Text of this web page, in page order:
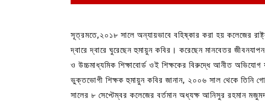
সূত্রমতে,২০১৮ সালে অন্যায়ভাবে বহিষ্কার করা হয় কলেজের
দ্বারে দ্বারে ঘুরেছেন হুমায়ুন কবির। করেছেন মানবেতর
ও উচ্চমাধ্যমিক শিক্ষাবোর্ড ওই শিক্ষকের বিরুদ্ধে আনীত অভিযোগ
ভুক্তভোগী শিক্ষক হুমায়ুন কবির জানান, ২০০৬ সাল থেকে তিনি
সালের ৮ সেপ্টেম্বর কলেজের বর্তমান অধ্যক্ষ আনিসুর রহমান
In Uncategorized
কুমিল্লা প্রেস ক্লাবের নির্বাচন
পদের জন্য ৩৩ জন প্রার্থী